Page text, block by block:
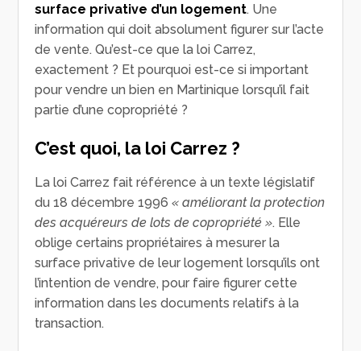
surface privative d’un logement. Une
information qui doit absolument figurer sur l’acte
de vente. Qu’est-ce que la loi Carrez,
exactement ? Et pourquoi est-ce si important
pour vendre un bien en Martinique lorsqu’il fait
partie d’une copropriété ?
C’est quoi, la loi Carrez ?
La loi Carrez fait référence à un texte législatif
du 18 décembre 1996« améliorant la protection
des acquéreurs de lots de copropriété ». Elle
oblige certains propriétaires à mesurer la
surface privative de leur logement lorsqu’ils ont
l’intention de vendre, pour faire figurer cette
information dans les documents relatifs à la
transaction.